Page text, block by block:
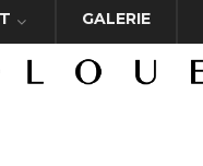
GALERIE